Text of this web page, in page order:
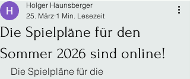
Die Spielpläne für den
Sommer 2026 sind online!
Holger Haunsberger
25. März 1 Min. Lesezeit
Die Spielpläne für die